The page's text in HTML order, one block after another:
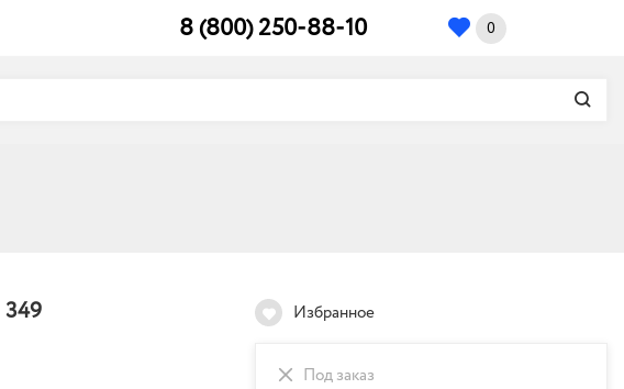
8 (800) 250-88-10 0
349 Избранное
Под заказ